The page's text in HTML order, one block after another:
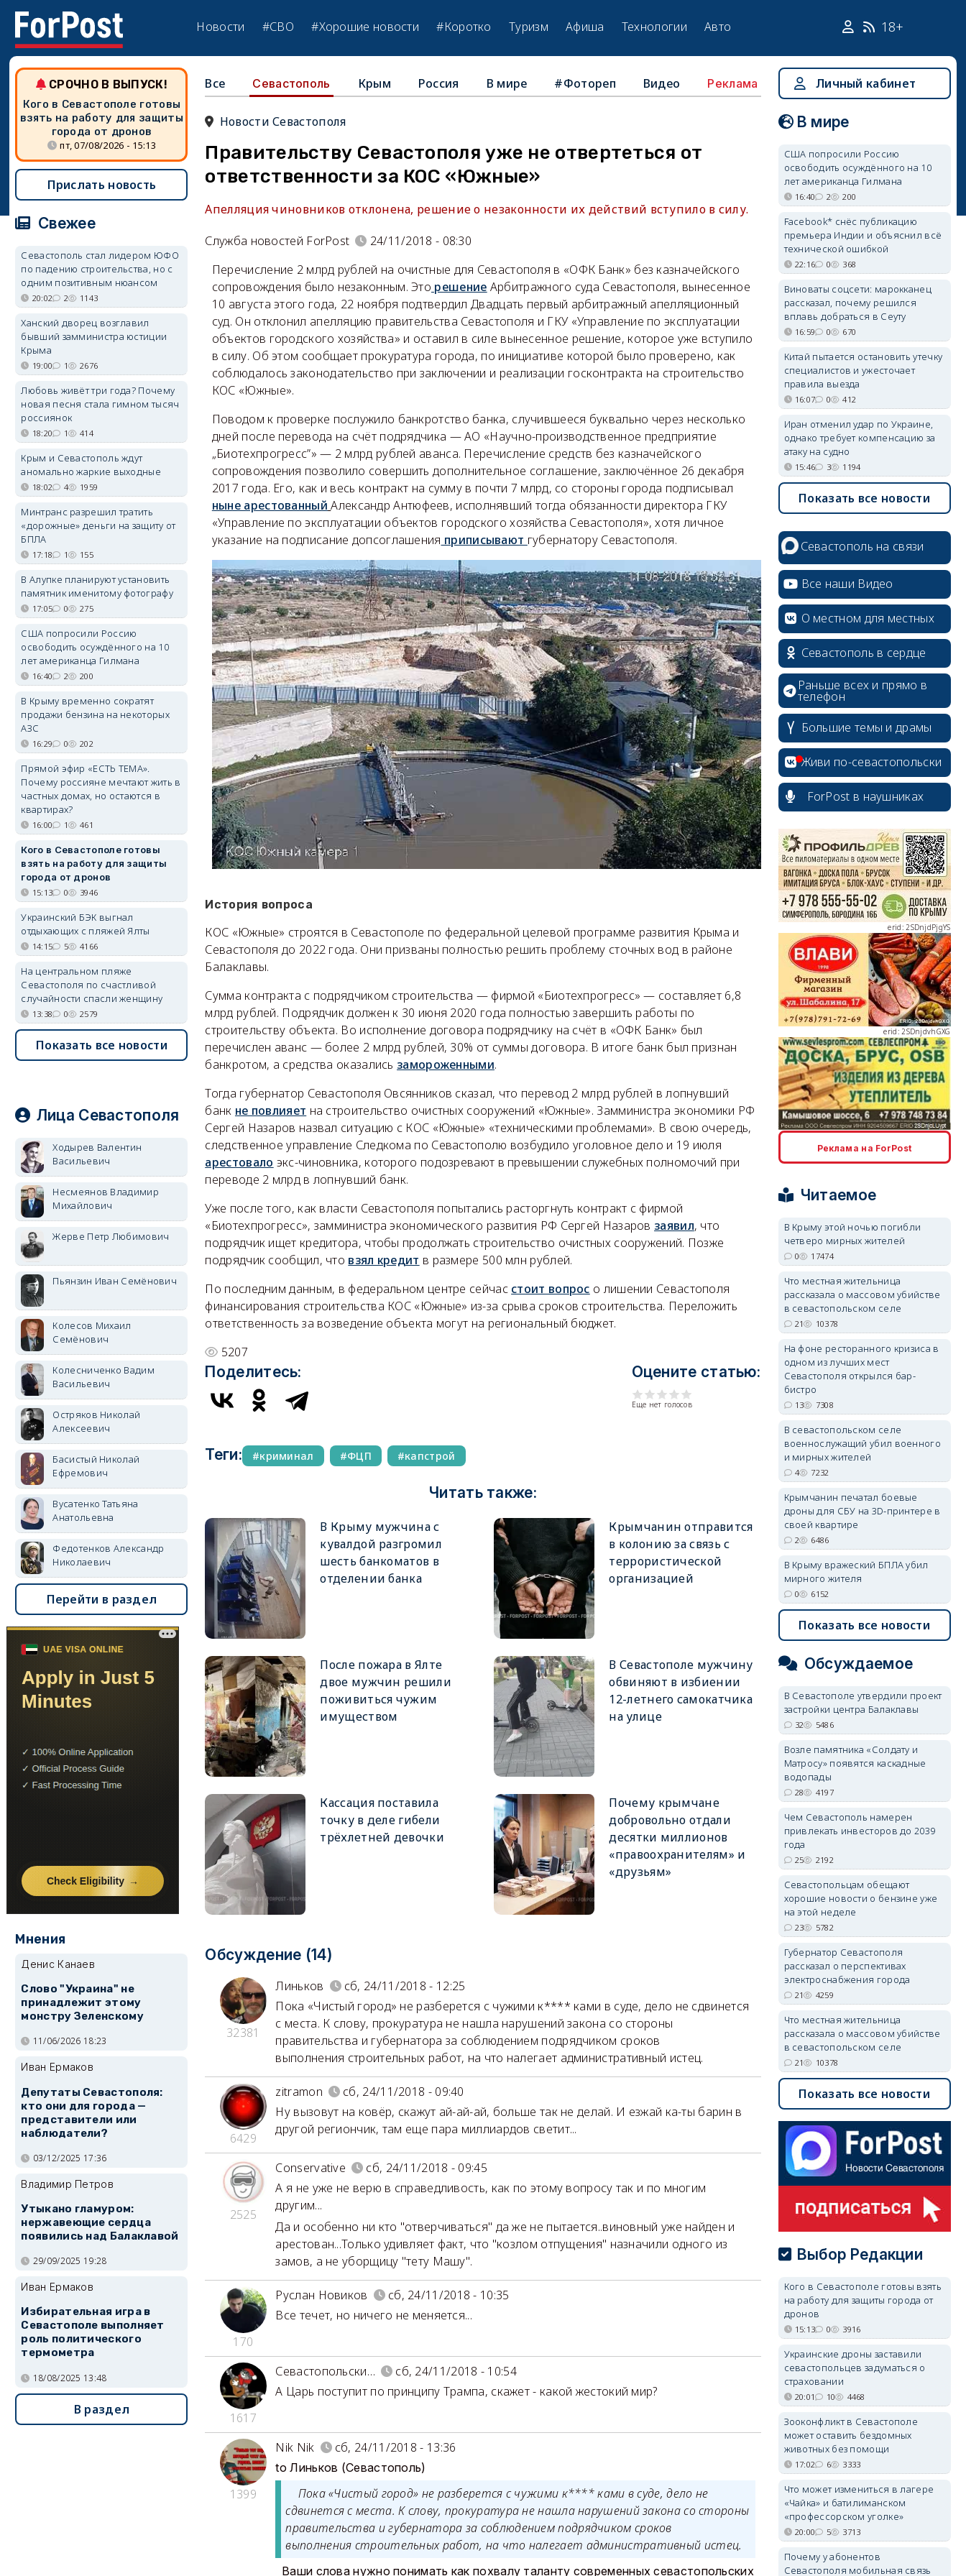
Новости #СВО #Хорошие новости #Коротко Туризм Афиша Технологии Авто 18+
Все Севастополь Крым Россия В мире #Фотореп Видео Реклама
Новости Севастополя
Правительству Севастополя уже не отвертеться от
ответственности за КОС «Южные»
Апелляция чиновников отклонена, решение о незаконности их действий вступило в силу.
Служба новостей ForPost
24/11/2018 - 08:30
Перечисление 2 млрд рублей на очистные для Севастополя в «ОФК Банк» без казначейского
сопровождения было незаконным. Это решение Арбитражного суда Севастополя, вынесенное
10 августа этого года, 22 ноября подтвердил Двадцать первый арбитражный апелляционный
суд. Он отклонил апелляцию правительства Севастополя и ГКУ «Управление по эксплуатации
объектов городского хозяйства» и оставил в силе вынесенное решение, которое уже вступило
в силу. Об этом сообщает прокуратура города, по инициативе которой было проверено, как
соблюдалось законодательство при заключении и реализации госконтракта на строительство
КОС «Южные».
Поводом к проверке послужило банкротство банка, случившееся буквально через несколько
дней после перевода на счёт подрядчика — АО «Научно-производственное предприятие
„Биотехпрогресс”» — 2 млрд рублей аванса. Перечисление средств без казначейского
сопровождения позволило совершить дополнительное соглашение, заключённое 26 декабря
2017 года. Его, как и весь контракт на сумму в почти 7 млрд, со стороны города подписывал
ныне арестованный Александр Антюфеев, исполнявший тогда обязанности директора ГКУ
«Управление по эксплуатации объектов городского хозяйства Севастополя», хотя личное
указание на подписание допсоглашения приписывают губернатору Севастополя.
История вопроса
КОС «Южные» строятся в Севастополе по федеральной целевой программе развития Крыма и
Севастополя до 2022 года. Они призваны полностью решить проблему сточных вод в районе
Балаклавы.
Сумма контракта с подрядчиком строительства — фирмой «Биотехпрогресс» — составляет 6,8
млрд рублей. Подрядчик должен к 30 июня 2020 года полностью завершить работы по
строительству объекта. Во исполнение договора подрядчику на счёт в «ОФК Банк» был
перечислен аванс — более 2 млрд рублей, 30% от суммы договора. В итоге банк был признан
банкротом, а средства оказались замороженными.
Тогда губернатор Севастополя Овсянников сказал, что перевод 2 млрд рублей в лопнувший
банк не повлияет на строительство очистных сооружений «Южные». Замминистра экономики РФ
Сергей Назаров назвал ситуацию с КОС «Южные» «техническими проблемами». В свою очередь,
следственное управление Следкома по Севастополю возбудило уголовное дело и 19 июля
арестовало экс-чиновника, которого подозревают в превышении служебных полномочий при
переводе 2 млрд в лопнувший банк.
Уже после того, как власти Севастополя попытались расторгнуть контракт с фирмой
«Биотехпрогресс», замминистра экономического развития РФ Сергей Назаров заявил, что
подрядчик ищет кредитора, чтобы продолжать строительство очистных сооружений. Позже
подрядчик сообщил, что взял кредит в размере 500 млн рублей.
По последним данным, в федеральном центре сейчас стоит вопрос о лишении Севастополя
финансирования строительства КОС «Южные» из-за срыва сроков строительства. Переложить
ответственность за возведение объекта могут на региональный бюджет.
5207
Поделитесь: Оцените статью:
Еще нет голосов
Теги: криминал ФЦП капстрой
Читать также:
В Крыму мужчина с
кувалдой разгромил
шесть банкоматов в
отделении банка
Крымчанин отправится
в колонию за связь с
террористической
организацией
После пожара в Ялте
двое мужчин решили
поживиться чужим
имуществом
В Севастополе мужчину
обвиняют в избиении
12-летнего самокатчика
на улице
Кассация поставила
точку в деле гибели
трёхлетней девочки
Почему крымчане
добровольно отдали
десятки миллионов
«правоохранителям» и
«друзьям»
Обсуждение (14)
32381
Линьков
сб, 24/11/2018 - 12:25
Пока «Чистый город» не разберется с чужими к**** ками в суде, дело не сдвинется
с места. К слову, прокуратура не нашла нарушений закона со стороны
правительства и губернатора за соблюдением подрядчиком сроков
выполнения строительных работ, на что налегает административный истец.
6429
zitramon
сб, 24/11/2018 - 09:40
Ну вызовут на ковёр, скажут ай-ай-ай, больше так не делай. И езжай ка-ты барин в
другой региончик, там еще пара миллиардов светит...
2525
Conservative
сб, 24/11/2018 - 09:45
А я не уже не верю в справедливость, как по этому вопросу так и по многим
другим...
Да и особенно ни кто "отверчиваться" да же не пытается..виновный уже найден и
арестован...Только удивляет факт, что "козлом отпущения" назначили одного из
замов, а не уборщицу "тету Машу".
170
Руслан Новиков
сб, 24/11/2018 - 10:35
Все течет, но ничего не меняется...
1617
Севастопольски…
сб, 24/11/2018 - 10:54
А Царь поступит по принципу Трампа, скажет - какой жестокий мир?
1399
Nik Nik сб, 24/11/2018 - 13:36
toЛиньков (Севастополь)
Пока «Чистый город» не разберется с чужими к**** ками в суде, дело не
сдвинется с места. К слову, прокуратура не нашла нарушений закона со стороны
правительства и губернатора за соблюдением подрядчиком сроков
выполнения строительных работ, на что налегает административный истец.
Ваши слова нужно понимать как похвалу таланту современных севастопольских
СРОЧНО В ВЫПУСК!
Кого в Севастополе готовы
взять на работу для защиты
города от дронов
пт, 07/08/2026 - 15:13
Прислать новость
Свежее
Севастополь стал лидером ЮФО
по падению строительства, но с
одним позитивным нюансом
20:02 2 1143
Ханский дворец возглавил
бывший замминистра юстиции
Крыма
19:00 1 2676
Любовь живёт три года? Почему
новая песня стала гимном тысяч
россиянок
18:20 1 414
Крым и Севастополь ждут
аномально жаркие выходные
18:02 4 1959
Минтранс разрешил тратить
«дорожные» деньги на защиту от
БПЛА
17:18 1 155
В Алупке планируют установить
памятник именитому фотографу
17:05 0 275
США попросили Россию
освободить осуждённого на 10
лет американца Гилмана
16:40 2 200
В Крыму временно сократят
продажи бензина на некоторых
АЗС
16:29 0 202
Прямой эфир «ЕСТЬ ТЕМА».
Почему россияне мечтают жить в
частных домах, но остаются в
квартирах?
16:00 1 461
Кого в Севастополе готовы
взять на работу для защиты
города от дронов
15:13 0 3946
Украинский БЭК выгнал
отдыхающих с пляжей Ялты
14:15 5 4166
На центральном пляже
Севастополя по счастливой
случайности спасли женщину
13:38 0 2579
Показать все новости
Лица Севастополя
Ходырев Валентин
Васильевич
Несмеянов Владимир
Михайлович
Жерве Петр Любимович
Пьянзин Иван Семёнович
Колесов Михаил
Семёнович
Колесниченко Вадим
Васильевич
Остряков Николай
Алексеевич
Басистый Николай
Ефремович
Вусатенко Татьяна
Анатольевна
Федотенков Александр
Николаевич
Перейти в раздел
Мнения
Денис Канаев
Слово "Украина" не
принадлежит этому
монстру Зеленскому
11/06/2026 18:23
Иван Ермаков
Депутаты Севастополя:
кто они для города —
представители или
наблюдатели?
03/12/2025 17:36
Владимир Петров
Утыкано гламуром:
нержавеющие сердца
появились над Балаклавой
29/09/2025 19:28
Иван Ермаков
Избирательная игра в
Севастополе выполняет
роль политического
термометра
18/08/2025 13:48
В раздел
Личный кабинет
В мире
США попросили Россию
освободить осуждённого на 10
лет американца Гилмана
16:40 2 200
Facebook* снёс публикацию
премьера Индии и объяснил всё
технической ошибкой
22:16 0 368
Виноваты соцсети: марокканец
рассказал, почему решился
вплавь добраться в Сеуту
16:59 0 670
Китай пытается остановить утечку
специалистов и ужесточает
правила выезда
16:07 0 412
Иран отменил удар по Украине,
однако требует компенсацию за
атаку на судно
15:46 3 1194
Показать все новости
Севастополь на связи
Все наши Видео
О местном для местных
Севастополь в сердце
Раньше всех и прямо в
телефон
Большие темы и драмы
Живи по-севастопольски
ForPost в наушниках
erid: 2SDnjcrDNw6
erid: 2SDnjdPjgYS
erid: 2SDnjdvhGXG
erid: 2SDnjcLUypt
erid: 2SDnjdvhGXG
Реклама на ForPost
Читаемое
В Крыму этой ночью погибли
четверо мирных жителей
0 17474
Что местная жительница
рассказала о массовом убийстве
в севастопольском селе
21 10378
На фоне ресторанного кризиса в
одном из лучших мест
Севастополя открылся бар-
бистро
13 7308
В севастопольском селе
военнослужащий убил военного
и мирных жителей
4 7232
Крымчанин печатал боевые
дроны для СБУ на 3D-принтере в
своей квартире
2 6486
В Крыму вражеский БПЛА убил
мирного жителя
0 6152
Показать все новости
Обсуждаемое
В Севастополе утвердили проект
застройки центра Балаклавы
32 5486
Возле памятника «Солдату и
Матросу» появятся каскадные
водопады
28 4197
Чем Севастополь намерен
привлекать инвесторов до 2039
года
25 2192
Севастопольцам обещают
хорошие новости о бензине уже
на этой неделе
23 5782
Губернатор Севастополя
рассказал о перспективах
электроснабжения города
21 4259
Что местная жительница
рассказала о массовом убийстве
в севастопольском селе
21 10378
Показать все новости
Выбор Редакции
Кого в Севастополе готовы взять
на работу для защиты города от
дронов
15:13 0 3916
Украинские дроны заставили
севастопольцев задуматься о
страховании
20:01 10 4468
Зооконфликт в Севастополе
может оставить бездомных
животных без помощи
17:02 6 3333
Что может измениться в лагере
«Чайка» и батилиманском
«профессорском уголке»
20:00 5 3713
Почему у абонентов
Севастополя мобильная связь